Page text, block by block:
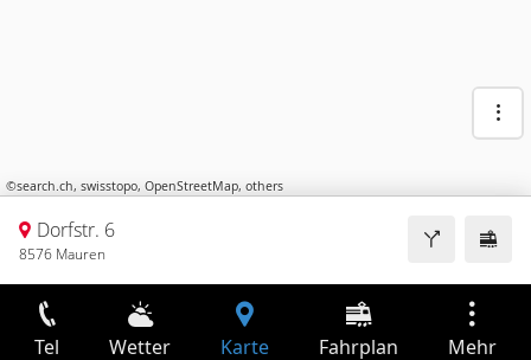
©search.ch, swisstopo, OpenStreetMap, others
Dorfstr. 6
8576 Mauren
Tel Wetter Karte Fahrplan Mehr